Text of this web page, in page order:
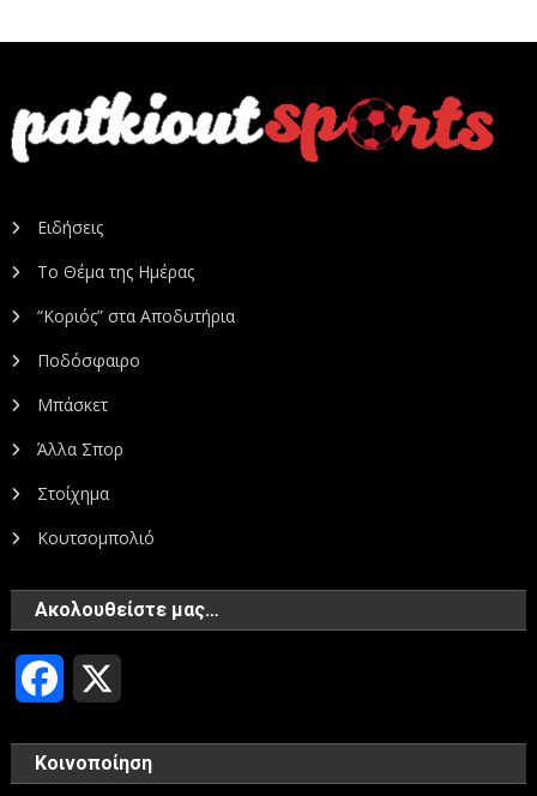
Ειδήσεις
Το Θέμα της Ημέρας
“Κοριός” στα Αποδυτήρια
Ποδόσφαιρο
Μπάσκετ
Άλλα Σπορ
Στοίχημα
Κουτσομπολιό
Ακολουθείστε μας…
Facebook
Κοινοποίηση